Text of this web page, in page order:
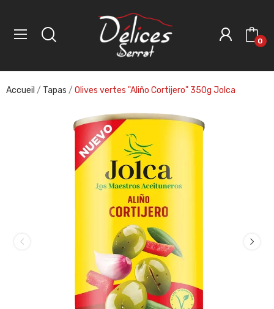
0
Accueil Tapas Olives vertes "Aliño Cortijero" 350g Jolca